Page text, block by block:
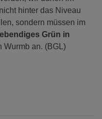
hinter das Niveau
sondern müssen im
Grün in
Wurmb an. (BGL)